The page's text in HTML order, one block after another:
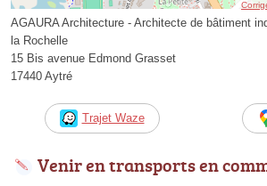
AGAURA Architecture - Architecte de bâtiment
la Rochelle
15 Bis avenue Edmond Grasset
17440 Aytré
Trajet Waze
Venir en transports en